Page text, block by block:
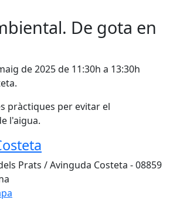
De gota en
de 2025 de 11:30h a 13:30h
pràctiques per evitar el
l'aigua.
Prats / Avinguda Costeta - 08859